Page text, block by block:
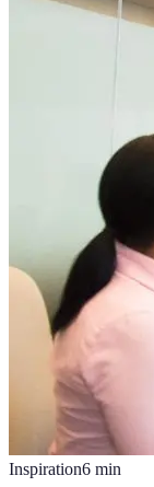
Inspiration6 min